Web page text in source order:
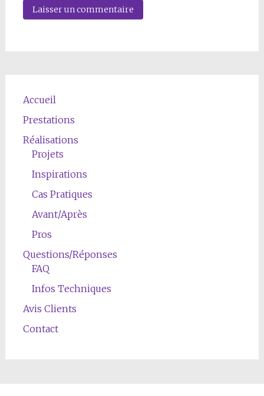
Accueil
Prestations
Réalisations
Projets
Inspirations
Cas Pratiques
Avant/Après
Pros
Questions/Réponses
FAQ
Infos Techniques
Avis Clients
Contact